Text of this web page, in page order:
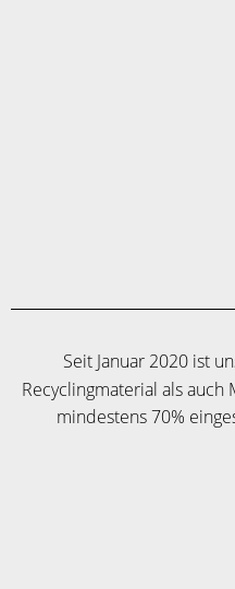
Seit Januar 2020 ist
Recyclingmaterial als
mindestens 70%